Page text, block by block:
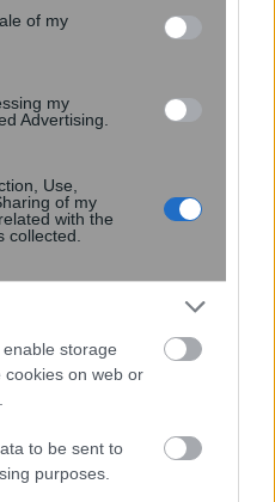
of my
my
Advertising.
Use,
of my
with the
collected.
storage
cookies on web or
to be sent to
purposes.
του Google